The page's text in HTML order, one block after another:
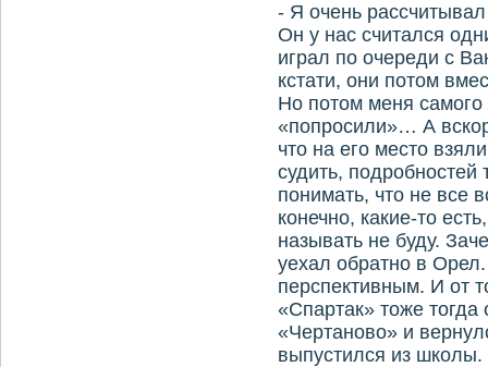
- Я очень
Он у нас считался
играл по очереди с
кстати, они потом
Но потом меня
«попросили»… А
что на его место
судить,
понимать, что не все
конечно, какие-то
называть не буду.
уехал обратно в
перспективным. И от
«Спартак» тоже
«Чертаново» и
выпустился из школы.